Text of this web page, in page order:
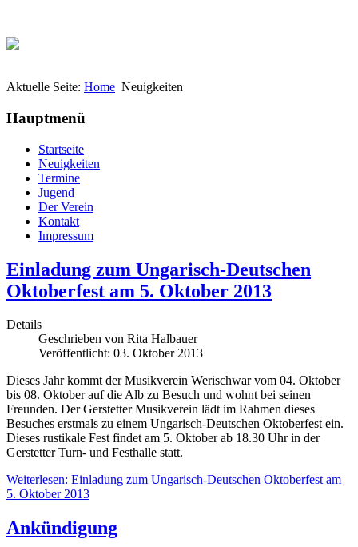
Aktuelle Seite: Home Neuigkeiten
Hauptmenü
Startseite
Neuigkeiten
Termine
Jugend
Der Verein
Kontakt
Impressum
Einladung zum Ungarisch-Deutschen
Oktoberfest am 5. Oktober 2013
Details
Geschrieben von Rita Halbauer
Veröffentlicht: 03. Oktober 2013
Dieses Jahr kommt der Musikverein Werischwar vom 04. Oktober
bis 08. Oktober auf die Alb zu Besuch und wohnt bei seinen
Freunden. Der Gerstetter Musikverein lädt im Rahmen dieses
Besuches erstmals zu einem Ungarisch-Deutschen Oktoberfest ein.
Dieses rustikale Fest findet am 5. Oktober ab 18.30 Uhr in der
Gerstetter Turn- und Festhalle statt.
Weiterlesen: Einladung zum Ungarisch-Deutschen Oktoberfest am
5. Oktober 2013
Ankündigung